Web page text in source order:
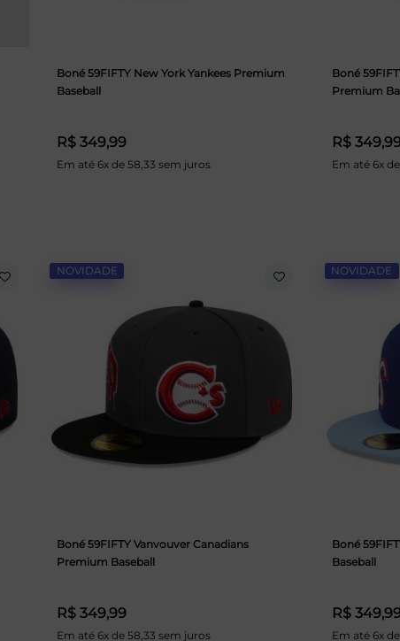
Boné 59FIFTY New York Yankees Premium
Baseball
R$ 349,99
Em até 6x de 58,33 sem juros
Boné
Premium
R$
Em até 6x
NOVIDADE
Boné 59FIFTY Vanvouver Canadians
Premium Baseball
R$ 349,99
Em até 6x de 58,33 sem juros
NOVIDADE
Boné
Baseball
R$
Em até 6x